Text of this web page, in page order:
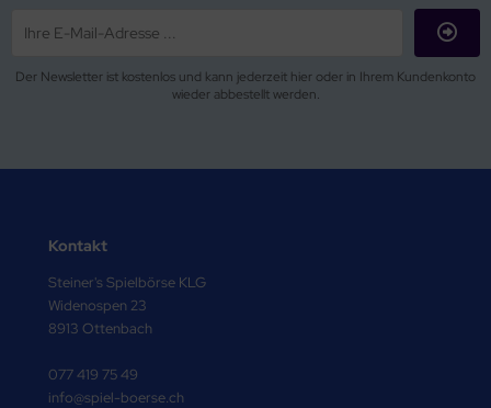
Der Newsletter ist kostenlos und kann jederzeit hier oder in Ihrem Kundenkonto
wieder abbestellt werden.
Kontakt
Steiner's Spielbörse KLG
Widenospen 23
8913 Ottenbach
077 419 75 49
info@spiel-boerse.ch